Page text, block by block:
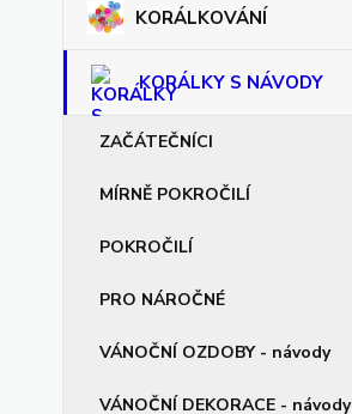
KORÁLKOVÁNÍ
KORÁLKY S NÁVODY
ZAČÁTEČNÍCI
MÍRNĚ POKROČILÍ
POKROČILÍ
PRO NÁROČNÉ
VÁNOČNÍ OZDOBY - návody
VÁNOČNÍ DEKORACE - návody